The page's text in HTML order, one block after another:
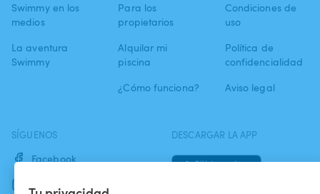
Swimmy en los
medios
La aventura
Swimmy
Para los
propietarios
Alquilar mi
piscina
¿Cómo funciona?
Condiciones de
uso
Política de
confidencialidad
Aviso legal
SÍGUENOS
Facebook
DESCARGAR LA APP